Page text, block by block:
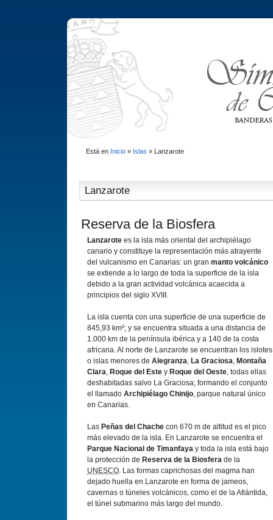
Está en Inicio» Islas » Lanzarote
Lanzarote
Reserva de la Biosfera
Lanzarote es la isla más oriental del archipiélago
canario y constituye la representación más atrayente
del vulcanismo en Canarias: un gran manto volcánico
se extiende a lo largo de toda la superficie de la isla
debido a la gran actividad volcánica acaecida a
principios del siglo XVIII.
La isla cuenta con una superficie de una superficie de
845,93 km²; y se encuentra situada a una distancia de
1.000 km de la península ibérica y a 140 de la costa
africana. Al norte de Lanzarote se encuentran los islotes
o islas menores de Alegranza, La Graciosa, Montaña
Clara, Roque del Este y Roque del Oeste, todas ellas
deshabitadas salvo La Graciosa; formando el conjunto
el llamado Archipiélago Chinijo, parque natural único
en Canarias.
Las Peñas del Chache con 670 m de altitud es el pico
más elevado de la isla. En Lanzarote se encuentra el
Parque Nacional de Timanfaya y toda la isla está bajo
la protección de Reserva de la Biosfera de la
UNESCO. Las formas caprichosas del magma han
dejado huella en Lanzarote en forma de jameos,
cavernas o túneles volcánicos, como el de la Atlántida,
el túnel submarino más largo del mundo.